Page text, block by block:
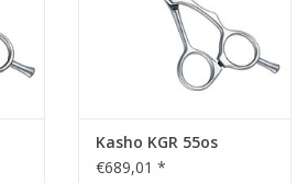
Kasho KGR 55os
€689,01 *